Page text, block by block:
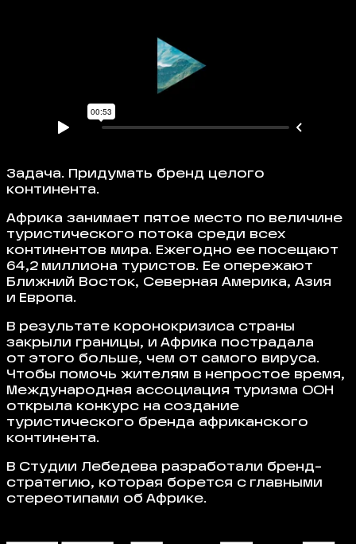
Задача. Придумать бренд целого
континента.
Африка занимает пятое место по величине
туристического потока среди всех
континентов мира. Ежегодно ее посещают
64,2 миллиона туристов. Ее опережают
Ближний Восток, Северная Америка, Азия
и Европа.
В результате коронокризиса страны
закрыли границы, и Африка пострадала
от этого больше, чем от самого вируса.
Чтобы помочь жителям в непростое время,
Международная ассоциация туризма ООН
открыла конкурс на создание
туристического бренда африканского
континента.
В Студии Лебедева разработали бренд-
стратегию, которая борется с главными
стереотипами об Африке.